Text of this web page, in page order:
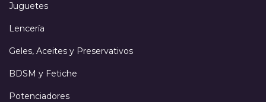
Juguetes
Lencería
Geles, Aceites y Preservativos
BDSM y Fetiche
Potenciadores